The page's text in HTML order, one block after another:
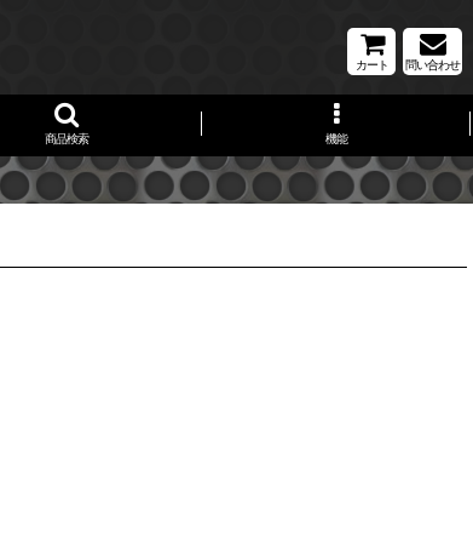
カート 問い合わせ
商品検索 機能